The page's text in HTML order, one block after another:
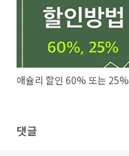
애슐리 할인 60% 또는 25%
댓글